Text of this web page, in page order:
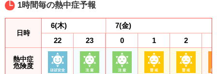
1時間毎の熱中症予報
日時
熱中症
危険度
6(木)
22
23
7(金)
0
1 2